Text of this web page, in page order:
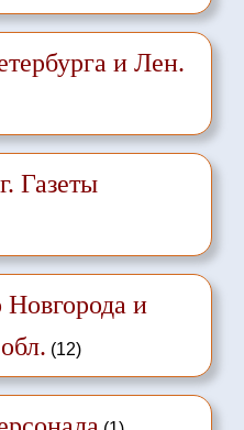
и Лен.
Газеты
и
(12)